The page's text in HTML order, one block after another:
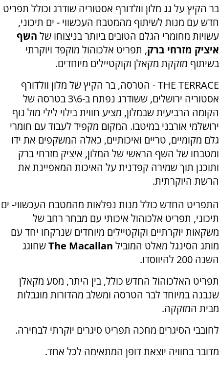
בר הקיץ על גג מלון וולדורף אסטוריה שודרג וכולל תפריט
חדש עם מנות לשיתוף מהמטבח העכשווי - ים תיכוני,
עשויות מחומרי הגלם הטובים ביותר בניצוחו של השף
איציק מזרחי ברק, תפריט אלכוהול מוקפד ויוקרתי
בשיתוף מזקקת מקאלן וקוקטיילים מיוחדים.
THE TERRACE - הטרסה, בר הקיץ של מלון וולדורף
אסטוריה ירושלים, ששודרג נפתח ב-6\3 בטרסה של
הקומה הרביעית שבמלון, מציע חווית בילוי לילי מול נוף
ירושלמי אורבני במיטבו. המקום מקפיד לעבוד עם חומרי
גלם מקומיים, טריים ואיכותיים, כאלה המשקפים את ידו
ומטבחו של השף הראשי של המלון, איציק מזרחי ברק
ותוכנן תוך שמירה קפדנית על האיכות המאפיינת את
הרשת היוקרתית.
התפריט החדש כולל מנות נפלאות מהמטבח העכשווי- ים
תיכוני, תפריט אלכוהול איכותי עם מבחר רחב של
משקאות יוקרתיים וקוקטיילים מיוחדים שנרקחו יחד עם
מותג הסינגל מאלט המוביל The Macallanשחוגג
השנה 200 להיווסדו.
תפריט האלכוהול החדש כולל, בין היתר, מסע מקאלן
שנבנה במיוחד לבר הטרסה ומשלב מהדורות מוגבלות
מבית המזקקה.
לחובבי הסיגרים מחכה תפריט סיגרים יוקרתי לבחירה.
מדובר בחוויה יוצאת דופן המתאימה לכל אחד.